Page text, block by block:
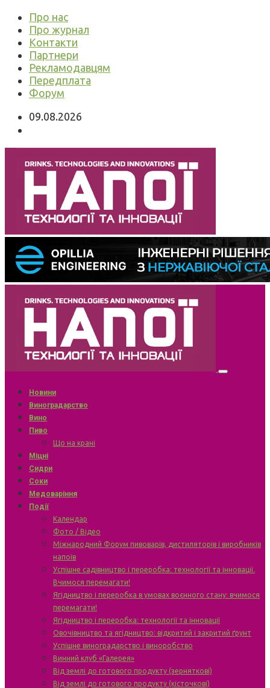
Про нас
Про журнал
Контакти
Партнери
Рекламодавцям
Передплата
Форум
09.08.2026
Новини
Виноградарство
Вино
Пиво
Що на крані
Міцні
Сидри
Соки
Медоваріння
Події
Календар
Фото / Відео
Міжнародний Форум пивоварів, дистиляторів і виробників
напоїв
Успішне садівництво і переробка: технології та інновації.
Вчимося перемагати!
Ягідництво і переробка в умовах воєнного стану: вчимося
перемагати!
Ягідництво і переробка: технології та інновації
Овочівництво та ягідництво: відкритий і закритий ґрунт
Успішне виноградарство і виноробство
Винний клуб «Галерея»
Від землі до готового продукту (зерняткові)
Від землі до готового продукту (кісточкові)